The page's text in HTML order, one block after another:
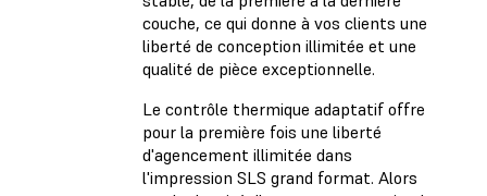
couche, ce qui donne à vos clients une
liberté de conception illimitée et une
qualité de pièce exceptionnelle.
Le contrôle thermique adaptatif offre
pour la première fois une liberté
d'agencement illimitée dans
l'impression SLS grand format. Alors